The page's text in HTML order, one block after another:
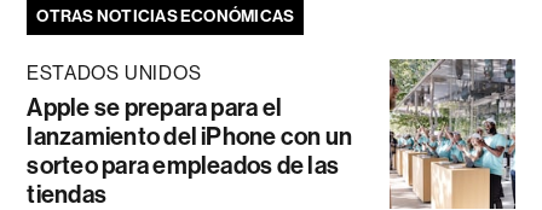
OTRAS NOTICIAS ECONÓMICAS
ESTADOS UNIDOS
Apple se prepara para el
lanzamiento del iPhone con un
sorteo para empleados de las
tiendas